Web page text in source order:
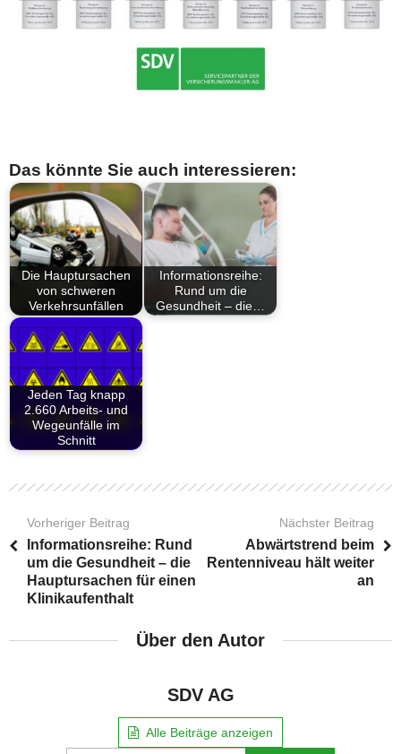
Das könnte Sie auch interessieren:
Die Hauptursachen
von schweren
Verkehrsunfällen
Informationsreihe:
Rund um die
Gesundheit – die…
Jeden Tag knapp
2.660 Arbeits- und
Wegeunfälle im
Schnitt
Vorheriger Beitrag
Informationsreihe: Rund
um die Gesundheit – die
Hauptursachen für einen
Klinikaufenthalt
Nächster Beitrag
Abwärtstrend beim
Rentenniveau hält weiter
an
Über den Autor
SDV AG
Alle Beiträge anzeigen